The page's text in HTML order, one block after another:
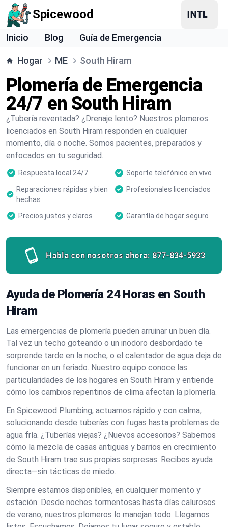
Spicewood
Inicio Blog Guía de Emergencia
Hogar ME South Hiram
Plomería de Emergencia
24/7 en South Hiram
¿Tubería reventada? ¿Drenaje lento? Nuestros plomeros
licenciados en South Hiram responden en cualquier
momento, día o noche. Somos pacientes, preparados y
enfocados en tu seguridad.
Respuesta local 24/7
Soporte telefónico en vivo
Reparaciones rápidas y bien
hechas
Profesionales licenciados
Precios justos y claros Garantía de hogar seguro
Habla con nosotros ahora: 877-834-5933
Ayuda de Plomería 24 Horas en South
Hiram
Las emergencias de plomería pueden arruinar un buen día.
Tal vez un techo goteando o un inodoro desbordado te
sorprende tarde en la noche, o el calentador de agua deja de
funcionar en un feriado. Nuestro equipo conoce las
particularidades de los hogares en South Hiram y entiende
cómo los cambios repentinos de clima afectan la plomería.
En Spicewood Plumbing, actuamos rápido y con calma,
solucionando desde tuberías con fugas hasta problemas de
agua fría. ¿Tuberías viejas? ¿Nuevos accesorios? Sabemos
cómo la mezcla de casas antiguas y barrios en crecimiento
de South Hiram trae sus propias sorpresas. Recibes ayuda
directa—sin tácticas de miedo.
Siempre estamos disponibles, en cualquier momento y
estación. Desde noches tormentosas hasta días calurosos
de verano, nuestros plomeros lo manejan todo. Llegamos